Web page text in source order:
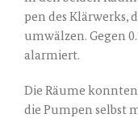
pen des Klär­werks,
umwäl­zen. Gegen
alarmiert.
Die Räu­me
die Pum­pen selbst